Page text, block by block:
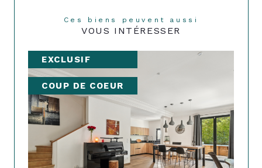
Ces biens peuvent aussi
VOUS INTÉRESSER
EXCLUSIF
COUP DE COEUR